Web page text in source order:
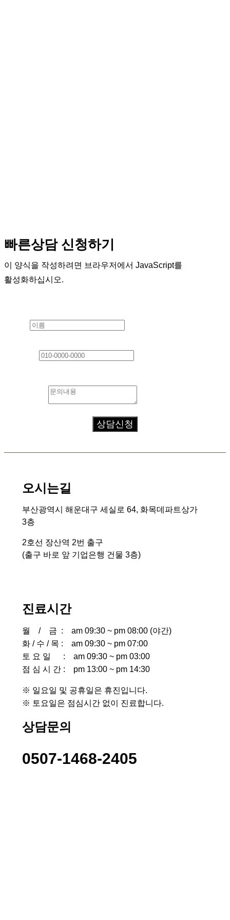
빠른상담 신청하기
이 양식을 작성하려면 브라우저에서 JavaScript를
활성화하십시오.
상담신청
오시는길
부산광역시 해운대구 세실로 64, 화목데파트상가
3층
2호선 장산역 2번 출구
(출구 바로 앞 기업은행 건물 3층)
진료시간
월 / 금 : am 09:30 ~ pm 08:00 (야간)
화 / 수 / 목 : am 09:30 ~ pm 07:00
토 요 일 : am 09:30 ~ pm 03:00
점 심 시 간 : pm 13:00 ~ pm 14:30
※ 일요일 및 공휴일은 휴진입니다.
※ 토요일은 점심시간 없이 진료합니다.
상담문의
0507-1468-2405